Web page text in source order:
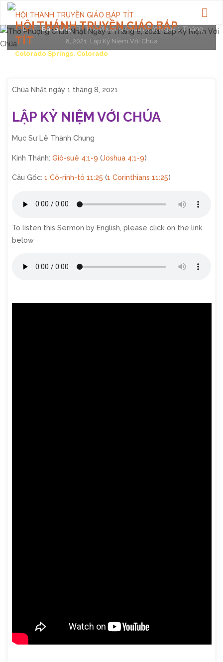
HỘI THÁNH TRUYỀN GIÁO BÁP
TÍT
Colorado Springs, Colorado
Posted by webadmin on July 31, 2021
HomeBài Giảng
Thờ Phượng Chúa Nhật Ngày 1 Tháng
8, 2021: Lập Kỷ Niệm Với Chúa
Chúa Nhật ngày 1 tháng 8, 2021
LẬP KỶ NIỆM VỚI CHÚA
Mục Sư Lê Thành Chung
Kinh Thánh: Giô-suê 4:1-9 (Joshua 4:1-9)
Câu Gốc: 1 Cô-rinh-tô 11:25 (1 Corinthians 11:25)
To listen this Sermon by English, please click on the link
below